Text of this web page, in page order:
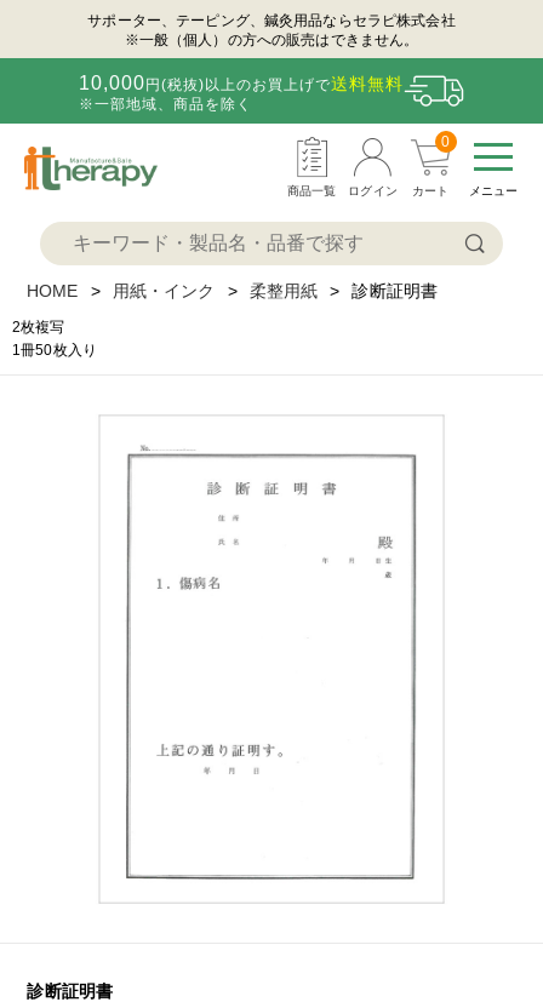
サポーター、テーピング、鍼灸用品ならセラピ株式会社
※一般（個人）の方への販売はできません。
10,000 円(税抜)以上のお買上げで送料無料
※一部地域、商品を除く
商品一覧 ログイン
0
カート メニュー
HOME 用紙・インク 柔整用紙 診断証明書
2枚複写
1冊50枚入り
診断証明書